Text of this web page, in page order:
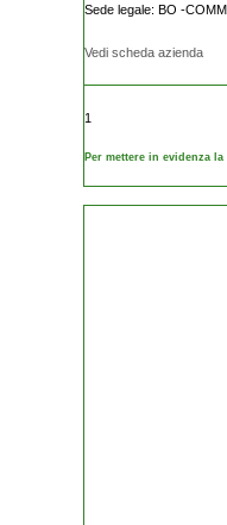
Sede legale: BO -
Vedi scheda azienda
1
Per mettere in evidenza